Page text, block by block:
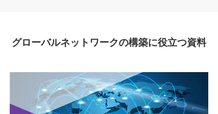
グローバルネットワークの構築に役立つ資料